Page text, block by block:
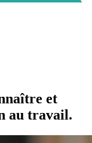
et
au travail.